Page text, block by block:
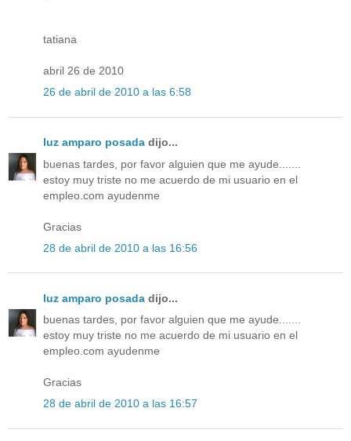
tatiana
abril 26 de 2010
26 de abril de 2010 a las 6:58
luz amparo posada dijo...
buenas tardes, por favor alguien que me ayude.......
estoy muy triste no me acuerdo de mi usuario en el
empleo.com ayudenme
Gracias
28 de abril de 2010 a las 16:56
luz amparo posada dijo...
buenas tardes, por favor alguien que me ayude.......
estoy muy triste no me acuerdo de mi usuario en el
empleo.com ayudenme
Gracias
28 de abril de 2010 a las 16:57